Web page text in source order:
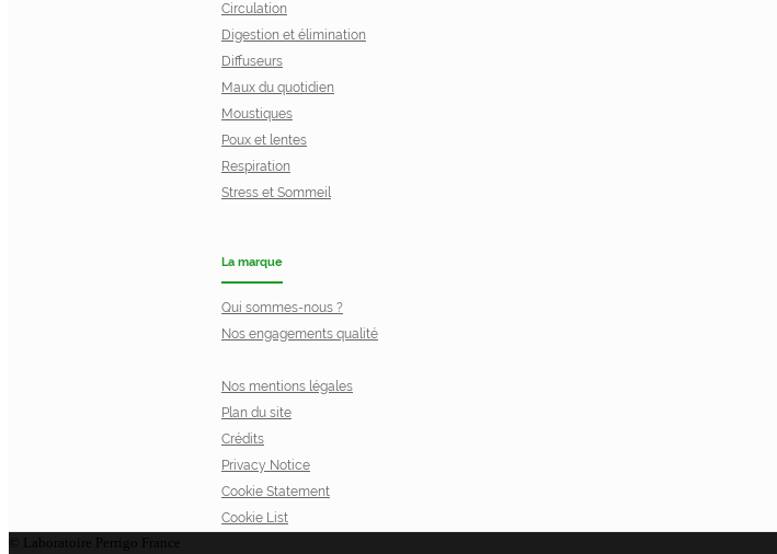
Circulation
Digestion et élimination
Diffuseurs
Maux du quotidien
Moustiques
Poux et lentes
Respiration
Stress et Sommeil
La marque
Qui sommes-nous ?
Nos engagements qualité
Nos mentions légales
Plan du site
Crédits
Privacy Notice
Cookie Statement
Cookie List
© Laboratoire Perrigo France